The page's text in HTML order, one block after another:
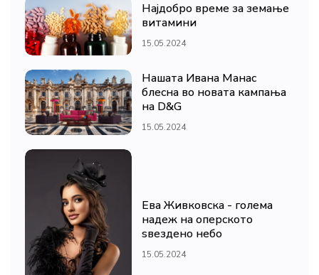
Најдобро време за земање
витамини
15.05.2024
Нашата Ивана Манас
блесна во новата кампања
на D&G
15.05.2024
Ева Живковска - голема
надеж на оперското
ѕвездено небо
15.05.2024